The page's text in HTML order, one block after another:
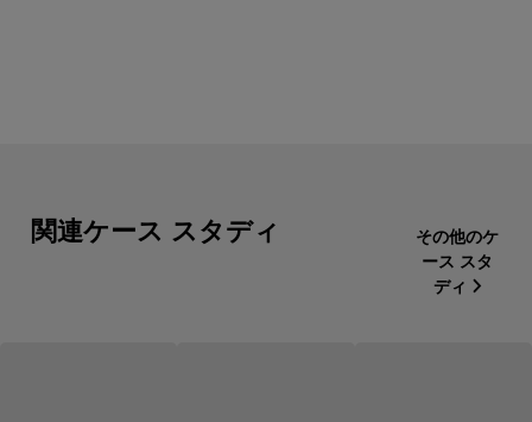
関連ケース スタディ
その他のケ
ース スタ
ディ